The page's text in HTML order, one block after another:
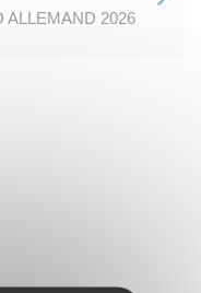
ALLEMAND 2026